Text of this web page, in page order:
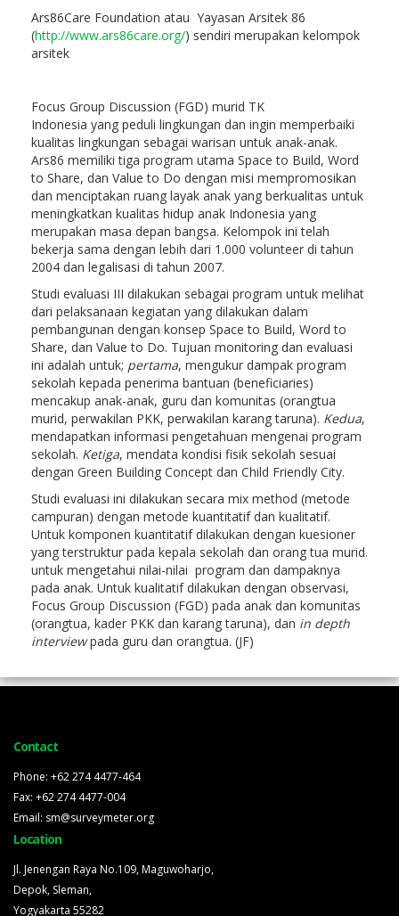
Ars86Care Foundation atau Yayasan Arsitek 86
(http://www.ars86care.org/) sendiri merupakan kelompok
arsitek
Focus Group Discussion (FGD) murid TK
Indonesia yang peduli lingkungan dan ingin memperbaiki
kualitas lingkungan sebagai warisan untuk anak-anak.
Ars86 memiliki tiga program utama Space to Build, Word
to Share, dan Value to Do dengan misi mempromosikan
dan menciptakan ruang layak anak yang berkualitas untuk
meningkatkan kualitas hidup anak Indonesia yang
merupakan masa depan bangsa. Kelompok ini telah
bekerja sama dengan lebih dari 1.000 volunteer di tahun
2004 dan legalisasi di tahun 2007.
Studi evaluasi III dilakukan sebagai program untuk melihat
dari pelaksanaan kegiatan yang dilakukan dalam
pembangunan dengan konsep Space to Build, Word to
Share, dan Value to Do. Tujuan monitoring dan evaluasi
ini adalah untuk; pertama, mengukur dampak program
sekolah kepada penerima bantuan (beneficiaries)
mencakup anak-anak, guru dan komunitas (orangtua
murid, perwakilan PKK, perwakilan karang taruna). Kedua,
mendapatkan informasi pengetahuan mengenai program
sekolah. Ketiga, mendata kondisi fisik sekolah sesuai
dengan Green Building Concept dan Child Friendly City.
Studi evaluasi ini dilakukan secara mix method (metode
campuran) dengan metode kuantitatif dan kualitatif.
Untuk komponen kuantitatif dilakukan dengan kuesioner
yang terstruktur pada kepala sekolah dan orang tua murid.
untuk mengetahui nilai-nilai program dan dampaknya
pada anak. Untuk kualitatif dilakukan dengan observasi,
Focus Group Discussion (FGD) pada anak dan komunitas
(orangtua, kader PKK dan karang taruna), dan in depth
interviewpada guru dan orangtua. (JF)
Contact
Phone: +62 274 4477-464
Fax: +62 274 4477-004
Email: sm@surveymeter.org
Location
Jl. Jenengan Raya No.109, Maguwoharjo,
Depok, Sleman,
Yogyakarta 55282